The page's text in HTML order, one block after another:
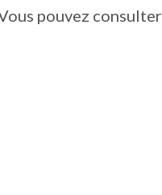
pouvez consulter